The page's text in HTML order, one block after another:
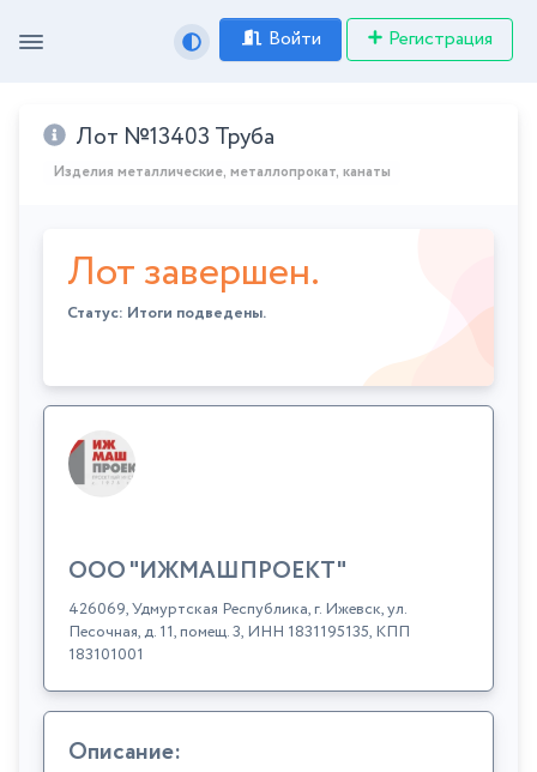
Войти Регистрация
Лот №13403 Труба
Изделия металлические, металлопрокат, канаты
Лот завершен.
Статус: Итоги подведены.
ООО "ИЖМАШПРОЕКТ"
426069, Удмуртская Республика, г. Ижевск, ул.
Песочная, д. 11, помещ. 3, ИНН 1831195135, КПП
183101001
Описание: